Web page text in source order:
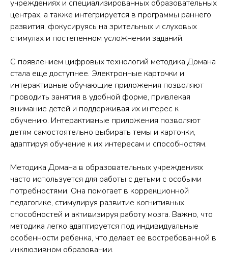
учреждениях и специализированных образовательных
центрах, а также интегрируется в программы раннего
развития, фокусируясь на зрительных и слуховых
стимулах и постепенном усложнении заданий.
С появлением цифровых технологий методика Домана
стала еще доступнее. Электронные карточки и
интерактивные обучающие приложения позволяют
проводить занятия в удобной форме, привлекая
внимание детей и поддерживая их интерес к
обучению. Интерактивные приложения позволяют
детям самостоятельно выбирать темы и карточки,
адаптируя обучение к их интересам и способностям.
Методика Домана в образовательных учреждениях
часто используется для работы с детьми с особыми
потребностями. Она помогает в коррекционной
педагогике, стимулируя развитие когнитивных
способностей и активизируя работу мозга. Важно, что
методика легко адаптируется под индивидуальные
особенности ребенка, что делает ее востребованной в
инклюзивном образовании.